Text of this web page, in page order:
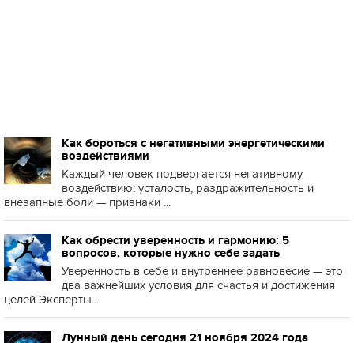
Как бороться с негативными энергетическими
воздействиями
Каждый человек подвергается негативному
воздействию: усталость, раздражительность и
внезапные боли — признаки ...
Как обрести уверенность и гармонию: 5
вопросов, которые нужно себе задать
Уверенность в себе и внутреннее равновесие — это
два важнейших условия для счастья и достижения
целей Эксперты...
Лунный день сегодня 21 ноября 2024 года